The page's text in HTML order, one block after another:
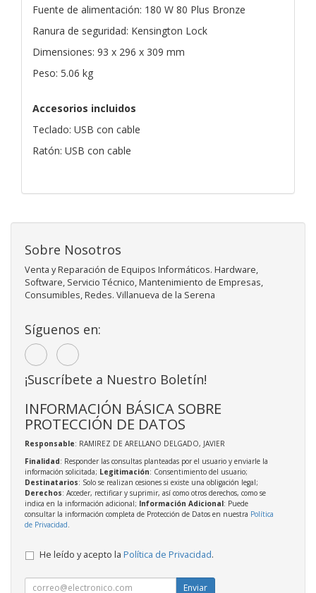
Fuente de alimentación: 180 W 80 Plus Bronze
Ranura de seguridad: Kensington Lock
Dimensiones: 93 x 296 x 309 mm
Peso: 5.06 kg
Accesorios incluidos
Teclado: USB con cable
Ratón: USB con cable
Sobre Nosotros
Venta y Reparación de Equipos Informáticos. Hardware,
Software, Servicio Técnico, Mantenimiento de Empresas,
Consumibles, Redes. Villanueva de la Serena
Síguenos en:
¡Suscríbete a Nuestro Boletín!
INFORMACIÓN BÁSICA SOBRE
PROTECCIÓN DE DATOS
Responsable: RAMIREZ DE ARELLANO DELGADO, JAVIER
Finalidad: Responder las consultas planteadas por el usuario y enviarle la
información solicitada; Legitimación: Consentimiento del usuario;
Destinatarios: Solo se realizan cesiones si existe una obligación legal;
Derechos: Acceder, rectificar y suprimir, así como otros derechos, como se
indica en la información adicional; Información Adicional: Puede
consultar la información completa de Protección de Datos en nuestra Política
de Privacidad
He leído y acepto la Política de Privacidad.
Enviar